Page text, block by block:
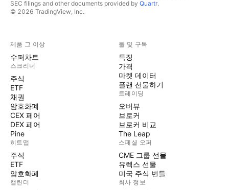
SEC filings and other documents provided by Quartr.
© 2026 TradingView, Inc.
제품 그 이상
수퍼차트
스크리너
주식
ETF
채권
암호화폐
CEX 페어
DEX 페어
Pine
히트맵
주식
ETF
암호화폐
캘린더
툴 및 구독
특징
가격
마켓 데이터
플랜 선물하기
트레이딩
오버뷰
브로커
브로커 비교
The Leap
스페셜 오퍼
CME 그룹 선물
유렉스 선물
미국 주식 번들
회사 정보